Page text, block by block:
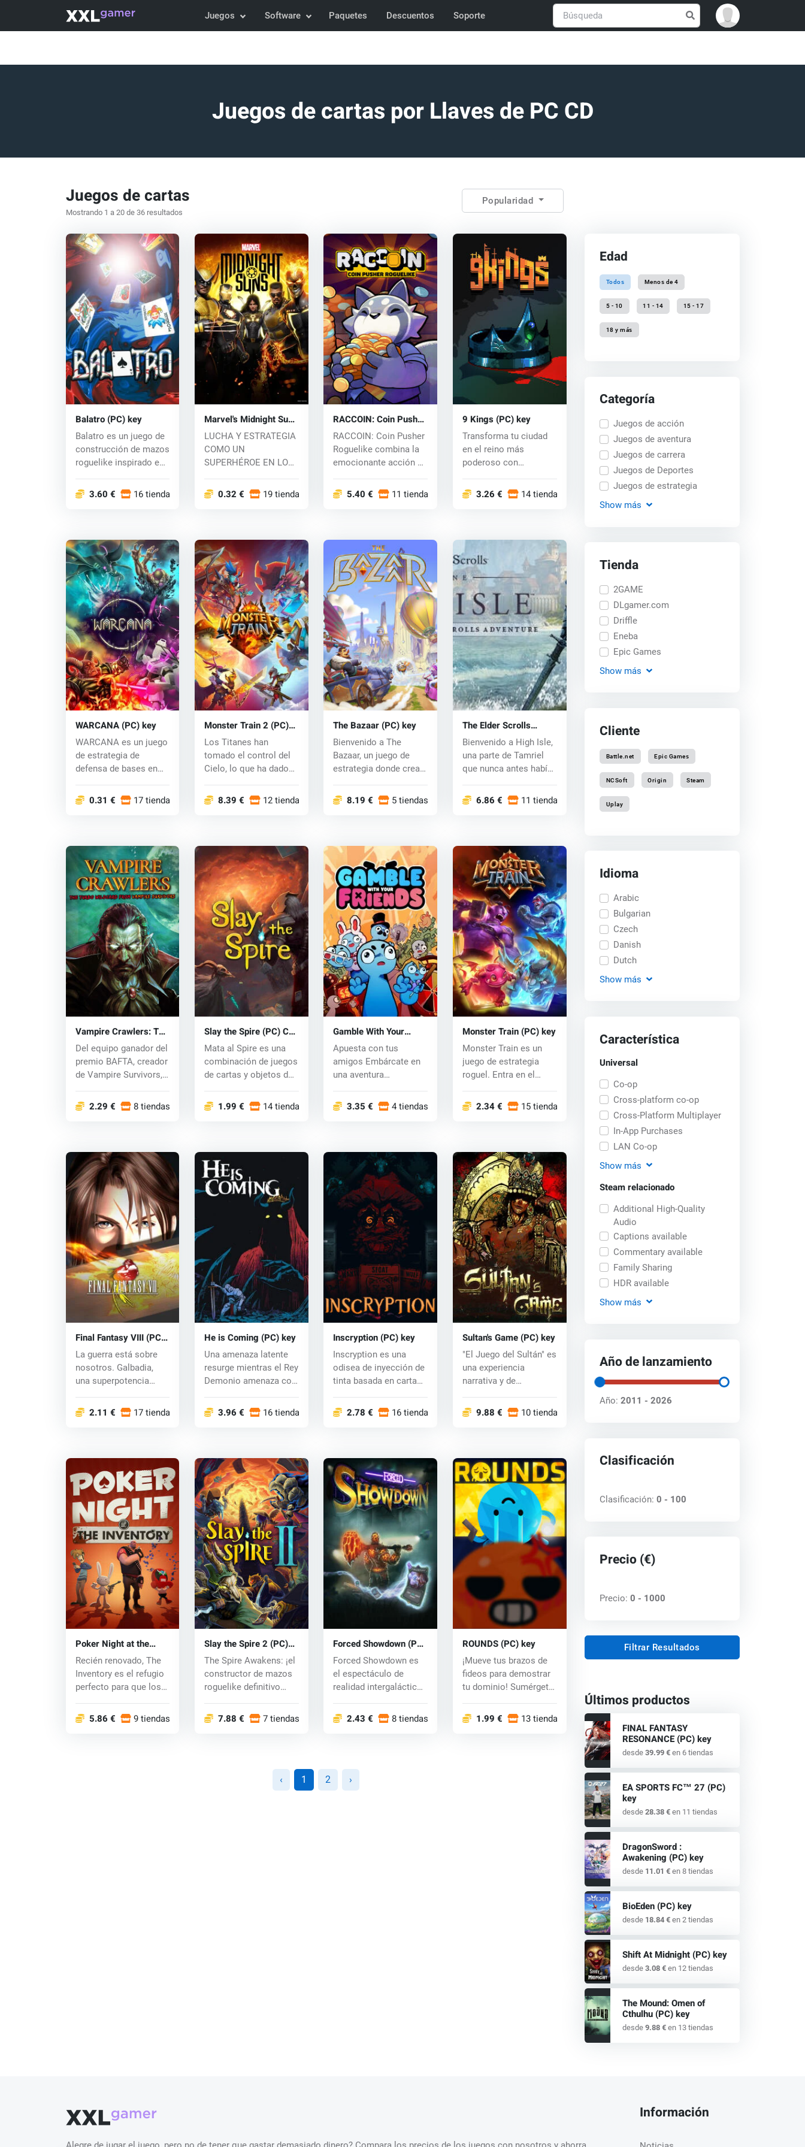
Juegos Software Paquetes Descuentos Soporte
Juegos de cartas por Llaves de PC CD
Juegos de cartas
Mostrando 1 a 20 de 36 resultados
Popularidad
Balatro (PC) key
Balatro es un juego de
construcción de mazos
roguelike inspirado en
3.60 € 16 tiendas
Marvel's Midnight Suns
(PC)key
LUCHA Y ESTRATEGIA
COMO UN
SUPERHÉROE EN LOS
DEL UNIVERSO...
0.32 € 19 tiendas
RACCOIN: Coin Pusher
Roguelike (PC) key
RACCOIN: Coin Pusher
Roguelike combina la
emocionante acción de
5.40 € 11 tiendas
9 Kings (PC) key
Transforma tu ciudad
en el reino más
poderoso con
ilimitadas...
3.26 € 14 tiendas
WARCANA (PC) key
WARCANA es un juego
de estrategia de
defensa de bases en
0.31 € 17 tiendas
Monster Train 2 (PC)
key
Los Titanes han
tomado el control del
Cielo, lo que ha dado
8.39 € 12 tiendas
The Bazaar (PC) key
Bienvenido a The
Bazaar, un juego de
estrategia donde creas
8.19 € 5 tiendas
The Elder Scrolls
Online: High Isle (PC)
key
Bienvenido a High Isle,
una parte de Tamriel
que nunca antes había
6.86 € 11 tiendas
Vampire Crawlers: The
Turbo Wildcard from
Vampire Survivors
(PC) key
Del equipo ganador del
premio BAFTA, creador
de Vampire Survivors,
2.29 € 8 tiendas
Slay the Spire (PC) CD
key
Mata al Spire es una
combinación de juegos
de cartas y objetos de
1.99 € 14 tiendas
Gamble With Your
Friends (PC) key
Apuesta con tus
amigos Embárcate en
una aventura
&quo...
3.35 € 4 tiendas
Monster Train (PC) key
Monster Train es un
juego de estrategia
roguel. Entra en el
2.34 € 15 tiendas
Final Fantasy VIII (PC)
CD key
La guerra está sobre
nosotros. Galbadia,
una superpotencia
2.11 € 17 tiendas
He is Coming (PC) key
Una amenaza latente
resurge mientras el Rey
Demonio amenaza con
3.96 € 16 tiendas
Inscryption (PC) key
Inscryption es una
odisea de inyección de
tinta basada en cartas
2.78 € 16 tiendas
Sultan's Game (PC) key
"El Juego del Sultán" es
una experiencia
narrativa y de
9.88 € 10 tiendas
Poker Night at the
Inventory (PC) key
Recién renovado, The
Inventory es el refugio
perfecto para que los
5.86 € 9 tiendas
Slay the Spire 2 (PC)
key
The Spire Awakens: ¡el
constructor de mazos
roguelike definitivo
7.88 € 7 tiendas
Forced Showdown (PC)
CD key
Forced Showdown es
el espectáculo de
realidad intergaláctico
2.43 € 8 tiendas
ROUNDS (PC) key
¡Mueve tus brazos de
fideos para demostrar
tu dominio! Sumérgete
1.99 € 13 tiendas
‹ 1 2 ›
Edad
Todos Menos de 4
5 - 10 11 - 14 15 - 17
18 y más
Categoría
Juegos de acción
Juegos de aventura
Juegos de carrera
Juegos de Deportes
Juegos de estrategia
Show más
Tienda
2GAME
DLgamer.com
Driffle
Eneba
Epic Games
Show más
Cliente
Battle.net Epic Games
NCSoft Origin Steam
Uplay
Idioma
Arabic
Bulgarian
Czech
Danish
Dutch
Show más
Característica
Universal
Co-op
Cross-platform co-op
Cross-Platform Multiplayer
In-App Purchases
LAN Co-op
Show más
Steam relacionado
Additional High-Quality
Audio
Captions available
Commentary available
Family Sharing
HDR available
Show más
Año de lanzamiento
Año:2011 - 2026
Clasificación
Clasificación:0 - 100
Precio (€)
Precio:0 - 1000
Filtrar Resultados
Últimos productos
FINAL FANTASY
RESONANCE (PC) key
desde 39.99 €en 6 tiendas
EA SPORTS FC™ 27 (PC)
key
desde 28.38 €en 11 tiendas
DragonSword :
Awakening (PC) key
desde 11.01 €en 8 tiendas
BioEden (PC) key
desde 18.84 €en 2 tiendas
Shift At Midnight (PC) key
desde 3.08 €en 12 tiendas
The Mound: Omen of
Cthulhu (PC) key
desde 9.88 €en 13 tiendas
Información